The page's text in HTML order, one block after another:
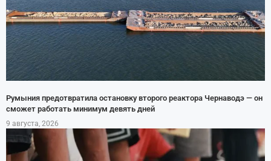
Румыния предотвратила остановку второго реактора Чернаводэ — он
сможет работать минимум девять дней
9 августа, 2026